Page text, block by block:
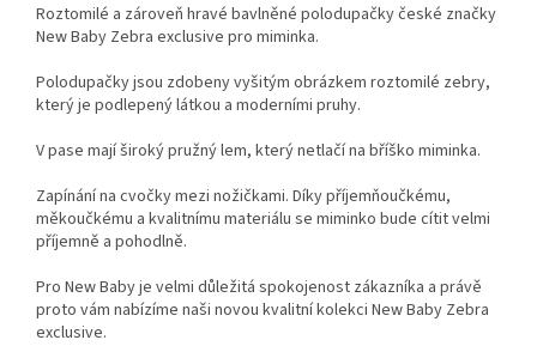
Roztomilé a zároveň hravé bavlněné polodupačky české značky
New Baby Zebra exclusive pro miminka.
Polodupačky jsou zdobeny vyšitým obrázkem roztomilé zebry,
který je podlepený látkou a moderními pruhy.
V pase mají široký pružný lem, který netlačí na bříško miminka.
Zapínání na cvočky mezi nožičkami. Díky příjemňoučkému,
měkoučkému a kvalitnímu materiálu se miminko bude cítit velmi
příjemně a pohodlně.
Pro New Baby je velmi důležitá spokojenost zákazníka a právě
proto vám nabízíme naši novou kvalitní kolekci New Baby Zebra
exclusive.